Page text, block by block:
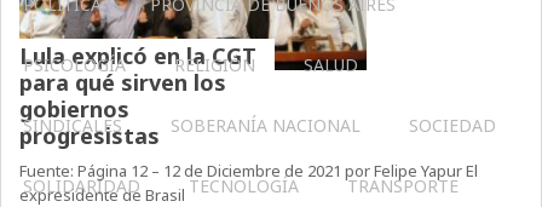
PSICOLOGÍA RELIGIÓN SALUD
SINDICALES SOBERANÍA NACIONAL SOCIEDAD
SOLIDARIDAD TECNOLOGÍA TRANSPORTE
Lula explicó en la CGT
para qué sirven los
gobiernos
progresistas
Fuente: Página 12 – 12 de Diciembre de 2021 por Felipe Yapur El
expresidente de Brasil